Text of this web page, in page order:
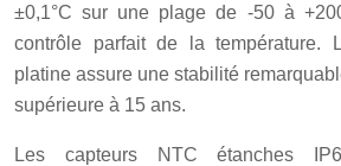
±0,1°C sur une plage de -50 à
contrôle parfait de la température.
platine assure une stabilité
supérieure à 15 ans.
Les capteurs NTC étanches